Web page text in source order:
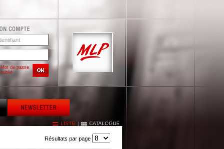
Mot de passe
oublié
LISTE | CATALOGUE
Résultats par page